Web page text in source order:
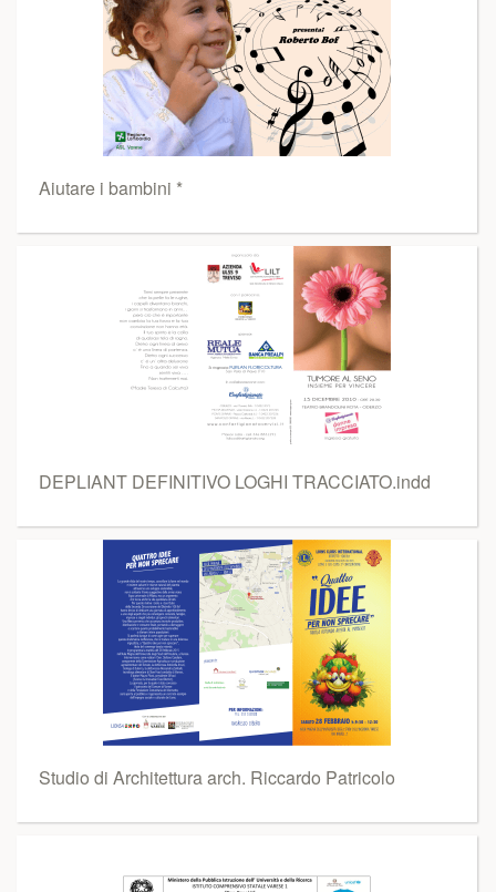
Aiutare i bambini *
DEPLIANT DEFINITIVO LOGHI TRACCIATO.indd
Studio di Architettura arch. Riccardo Patricolo